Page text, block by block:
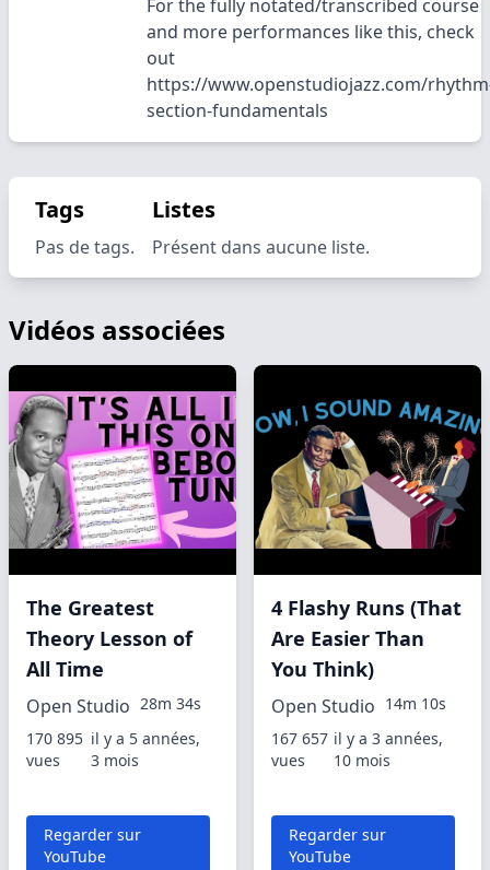
For the fully notated/transcribed course
and more performances like this, check
out
https://www.openstudiojazz.com/
section-fundamentals
Tags
Pas de tags.
Listes
Présent dans aucune liste.
Vidéos associées
The Greatest
Theory Lesson of
All Time
Open Studio 28m 34s
170 895
vues
il y a 5 années,
3 mois
Regarder sur
YouTube
4 Flashy Runs (That
Are Easier Than
You Think)
Open Studio 14m 10s
167 657
vues
il y a 3 années,
10 mois
Regarder sur
YouTube